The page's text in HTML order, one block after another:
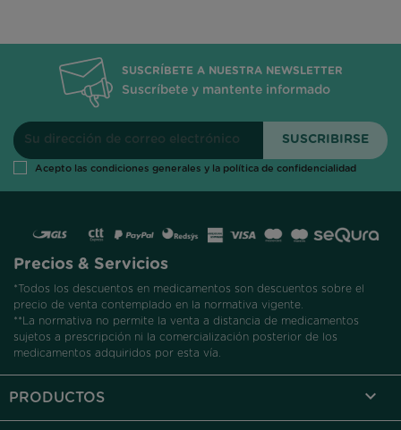
SUSCRÍBETE A NUESTRA NEWSLETTER
Suscríbete y mantente informado
Acepto las condiciones generales y la política de confidencialidad
Precios & Servicios
*Todos los descuentos en medicamentos son descuentos sobre el
precio de venta contemplado en la normativa vigente.
**La normativa no permite la venta a distancia de medicamentos
sujetos a prescripción ni la comercialización posterior de los
medicamentos adquiridos por esta vía.
PRODUCTOS 